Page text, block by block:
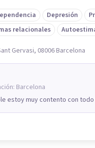
Depresión
relacionales
Gervasi, 08006 Barcelona
Barcelona
estoy muy contento con